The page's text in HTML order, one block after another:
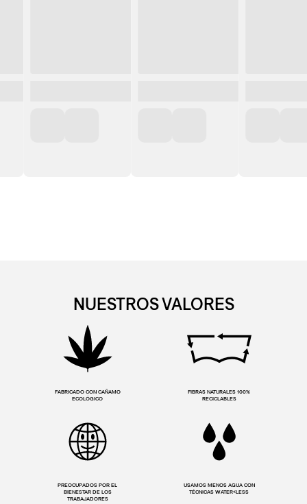
NUESTROS VALORES
FABRICADO CON CAÑAMO
ECOLÓGICO
FIBRAS NATURALES 100%
RECICLABLES
PREOCUPADOS POR EL
BIENESTAR DE LOS
TRABAJADORES
USAMOS MENOS AGUA CON
TÉCNICAS WATER<LESS